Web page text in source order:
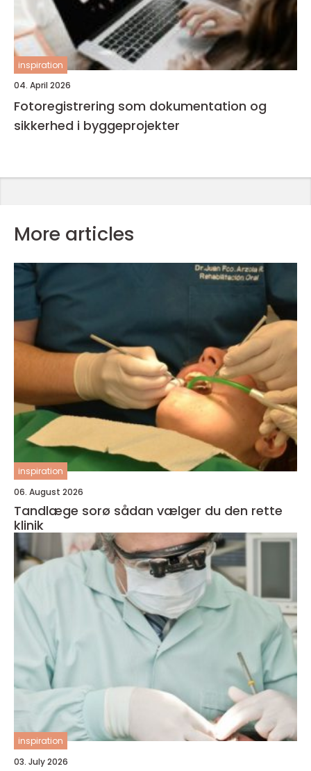
inspiration
04. April 2026
Fotoregistrering som dokumentation og
sikkerhed i byggeprojekter
More articles
inspiration
06. August 2026
Tandlæge sorø sådan vælger du den rette
klinik
inspiration
03. July 2026